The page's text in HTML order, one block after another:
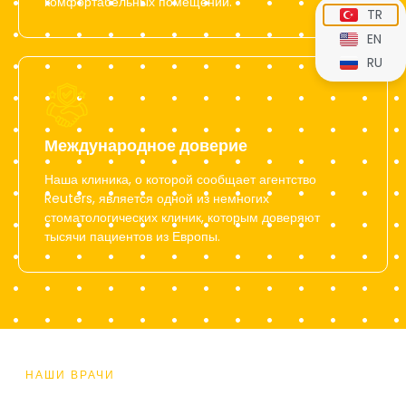
Международное доверие
Наша клиника, о которой сообщает агентство
Reuters, является одной из немногих
стоматологических клиник, которым доверяют
тысячи пациентов из Европы.
НАШИ ВРАЧИ
TR
EN
RU